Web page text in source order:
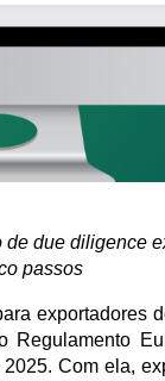
due diligence
passos
exportadores
Com ela,